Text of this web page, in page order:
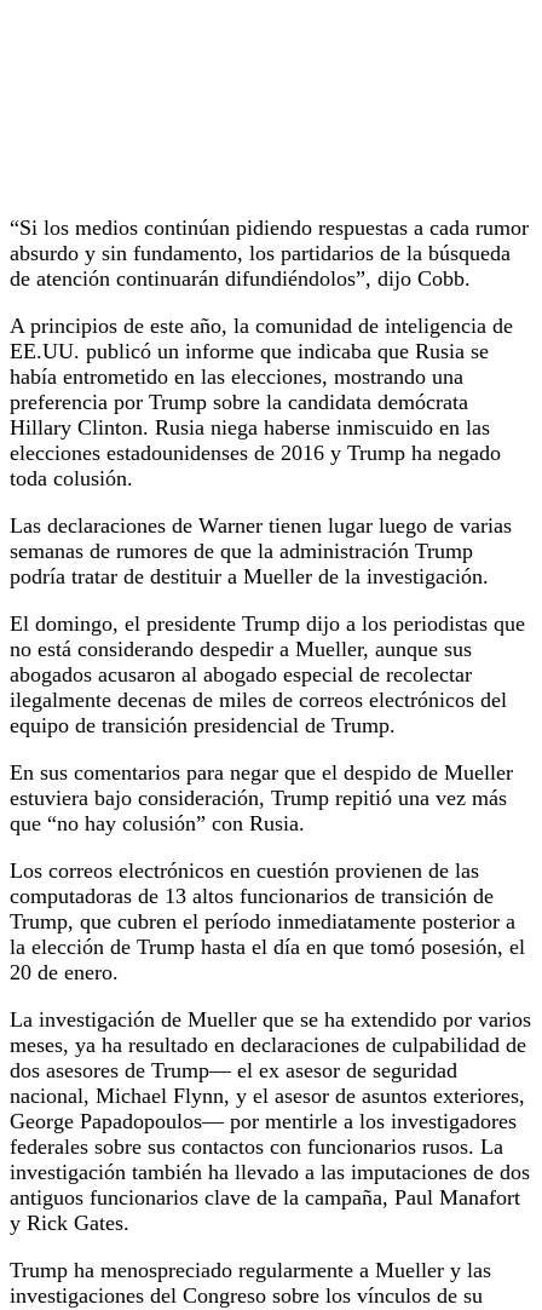
“Si los medios continúan pidiendo respuestas a cada rumor
absurdo y sin fundamento, los partidarios de la búsqueda
de atención continuarán difundiéndolos”, dijo Cobb.
A principios de este año, la comunidad de inteligencia de
EE.UU. publicó un informe que indicaba que Rusia se
había entrometido en las elecciones, mostrando una
preferencia por Trump sobre la candidata demócrata
Hillary Clinton. Rusia niega haberse inmiscuido en las
elecciones estadounidenses de 2016 y Trump ha negado
toda colusión.
Las declaraciones de Warner tienen lugar luego de varias
semanas de rumores de que la administración Trump
podría tratar de destituir a Mueller de la investigación.
El domingo, el presidente Trump dijo a los periodistas que
no está considerando despedir a Mueller, aunque sus
abogados acusaron al abogado especial de recolectar
ilegalmente decenas de miles de correos electrónicos del
equipo de transición presidencial de Trump.
En sus comentarios para negar que el despido de Mueller
estuviera bajo consideración, Trump repitió una vez más
que “no hay colusión” con Rusia.
Los correos electrónicos en cuestión provienen de las
computadoras de 13 altos funcionarios de transición de
Trump, que cubren el período inmediatamente posterior a
la elección de Trump hasta el día en que tomó posesión, el
20 de enero.
La investigación de Mueller que se ha extendido por varios
meses, ya ha resultado en declaraciones de culpabilidad de
dos asesores de Trump— el ex asesor de seguridad
nacional, Michael Flynn, y el asesor de asuntos exteriores,
George Papadopoulos— por mentirle a los investigadores
federales sobre sus contactos con funcionarios rusos. La
investigación también ha llevado a las imputaciones de dos
antiguos funcionarios clave de la campaña, Paul Manafort
y Rick Gates.
Trump ha menospreciado regularmente a Mueller y las
investigaciones del Congreso sobre los vínculos de su